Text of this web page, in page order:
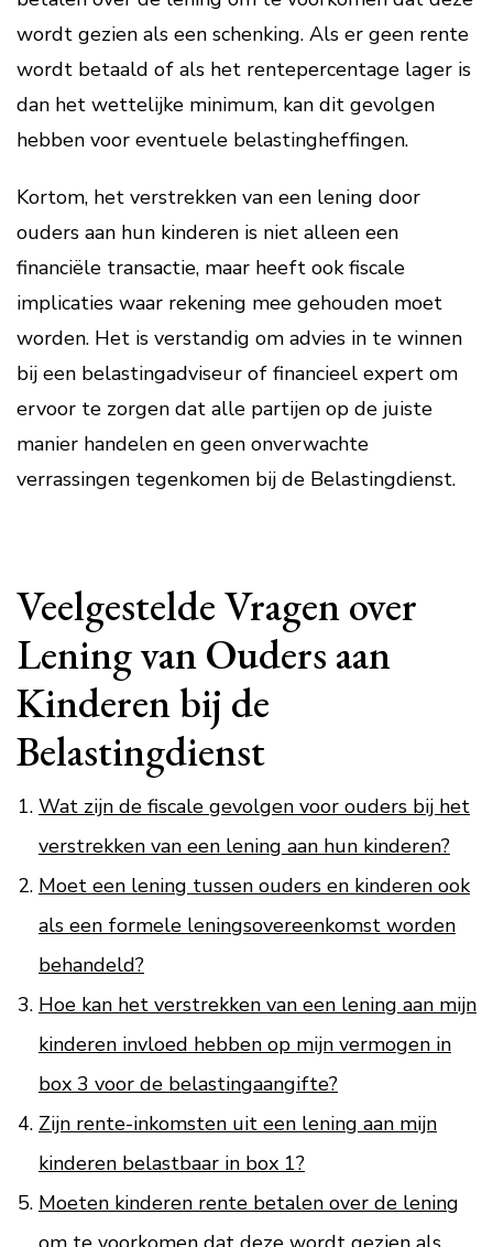
wordt gezien als een schenking. Als er geen rente
wordt betaald of als het rentepercentage lager is
dan het wettelijke minimum, kan dit gevolgen
hebben voor eventuele belastingheffingen.
Kortom, het verstrekken van een lening door
ouders aan hun kinderen is niet alleen een
financiële transactie, maar heeft ook fiscale
implicaties waar rekening mee gehouden moet
worden. Het is verstandig om advies in te winnen
bij een belastingadviseur of financieel expert om
ervoor te zorgen dat alle partijen op de juiste
manier handelen en geen onverwachte
verrassingen tegenkomen bij de Belastingdienst.
Veelgestelde Vragen over
Lening van Ouders aan
Kinderen bij de
Belastingdienst
Wat zijn de fiscale gevolgen voor ouders bij het
verstrekken van een lening aan hun kinderen?
Moet een lening tussen ouders en kinderen ook
als een formele leningsovereenkomst worden
behandeld?
Hoe kan het verstrekken van een lening aan mijn
kinderen invloed hebben op mijn vermogen in
box 3 voor de belastingaangifte?
Zijn rente-inkomsten uit een lening aan mijn
kinderen belastbaar in box 1?
Moeten kinderen rente betalen over de lening